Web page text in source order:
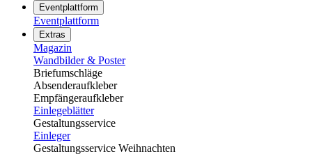
Eventplattform
Eventplattform
Extras
Magazin
Wandbilder & Poster
Briefumschläge
Absenderaufkleber
Empfängeraufkleber
Einlegeblätter
Gestaltungsservice
Einleger
Gestaltungsservice Weihnachten